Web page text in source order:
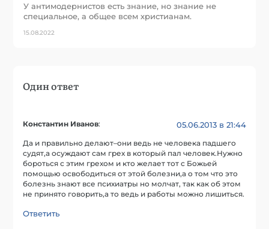
У антимодернистов есть знание, но знание не
специальное, а общее всем христианам.
15.08.2022
Один ответ
Константин Иванов: 05.06.2013 в 21:44
Да и правильно делают–они ведь не человека падшего
судят,а осуждают сам грех в который пал человек.Нужно
бороться с этим грехом и кто желает тот с Божьей
помощью освободиться от этой болезни,а о том что это
болезнь знают все психиатры но молчат, так как об этом
не принято говорить,а то ведь и работы можно лишиться.
Ответить